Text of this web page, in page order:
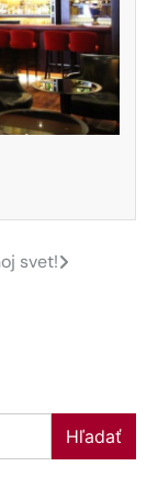
svet!
Hľadať